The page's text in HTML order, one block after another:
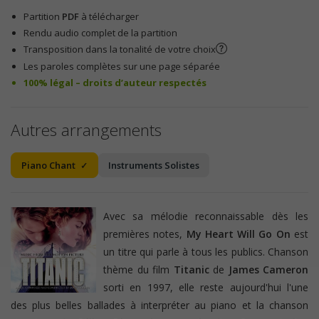
Partition PDF à télécharger
Rendu audio complet de la partition
Transposition dans la tonalité de votre choix
Les paroles complètes sur une page séparée
100% légal – droits d’auteur respectés
Autres arrangements
Piano Chant Instruments Solistes
Avec sa mélodie reconnaissable dès les
premières notes, My Heart Will Go On est
un titre qui parle à tous les publics. Chanson
thème du film Titanic de James Cameron
sorti en 1997, elle reste aujourd'hui l'une
des plus belles ballades à interpréter au piano et la chanson